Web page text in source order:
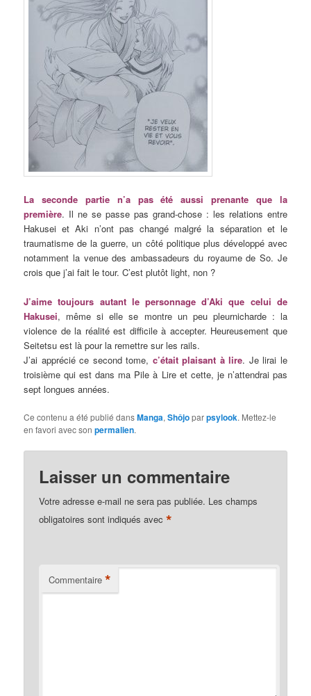
La seconde partie n’a pas été aussi prenante que la
première. Il ne se passe pas grand-chose : les relations entre
Hakusei et Aki n’ont pas changé malgré la séparation et le
traumatisme de la guerre, un côté politique plus développé avec
notamment la venue des ambassadeurs du royaume de So. Je
crois que j’ai fait le tour. C’est plutôt light, non ?
J’aime toujours autant le personnage d’Aki que celui de
Hakusei, même si elle se montre un peu pleurnicharde : la
violence de la réalité est difficile à accepter. Heureusement que
Seitetsu est là pour la remettre sur les rails.
J’ai apprécié ce second tome, c’était plaisant à lire. Je lirai le
troisième qui est dans ma Pile à Lire et cette, je n’attendrai pas
sept longues années.
Ce contenu a été publié dansManga,Shôjoparpsylook. Mettez-le
en favori avec sonpermalien.
Laisser un commentaire
Votre adresse e-mail ne sera pas publiée. Les champs
obligatoires sont indiqués avec*
Commentaire *